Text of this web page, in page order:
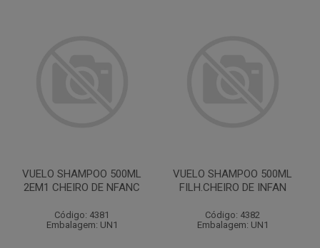
VUELO SHAMPOO 500ML
2EM1 CHEIRO DE NFANC
Código: 4381
Embalagem: UN1
VUELO SHAMPOO 500ML
FILH.CHEIRO DE INFAN
Código: 4382
Embalagem: UN1